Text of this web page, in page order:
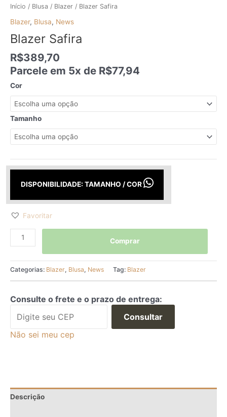
Início / Blusa / Blazer / Blazer Safira
Blazer, Blusa, News
Blazer Safira
R$389,70
Parcele em 5x de R$77,94
Cor
Tamanho
DISPONIBILIDADE: TAMANHO / COR
Favoritar
Comprar
Categorias: Blazer, Blusa, News Tag: Blazer
Consulte o frete e o prazo de entrega:
Consultar
Não sei meu cep
Descrição